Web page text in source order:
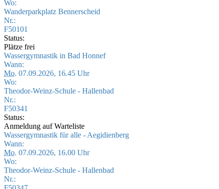
Wo:
Wanderparkplatz Bennerscheid
Nr.:
F50101
Status:
Plätze frei
Wassergymnastik in Bad Honnef
Wann:
Mo. 07.09.2026, 16.45 Uhr
Wo:
Theodor-Weinz-Schule - Hallenbad
Nr.:
F50341
Status:
Anmeldung auf Warteliste
Wassergymnastik für alle - Aegidienberg
Wann:
Mo. 07.09.2026, 16.00 Uhr
Wo:
Theodor-Weinz-Schule - Hallenbad
Nr.: